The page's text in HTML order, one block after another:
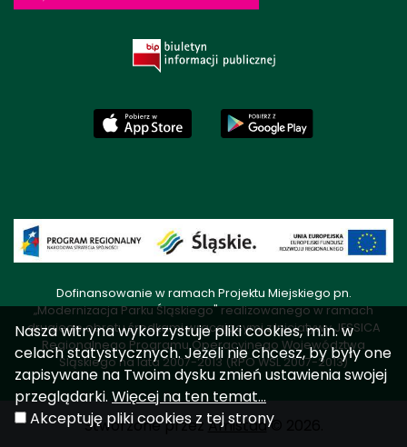
Dofinansowanie w ramach Projektu Miejskiego pn.
„Modernizacja Parku Śląskiego" realizowanego w ramach
drugiego obrotu środkami wracającymi z Inicjatywy JESSICA
Regionalnego Programu Operacyjnego Województwa
Śląskiego na lata 2007-2013 (RPO WSL 2007-2013)
Stworzone przezAmistad© 2026.
Nasza witryna wykorzystuje pliki cookies, m.in. w
celach statystycznych. Jeżeli nie chcesz, by były one
zapisywane na Twoim dysku zmień ustawienia swojej
przeglądarki.Więcej na ten temat...
Akceptuję pliki cookies z tej strony